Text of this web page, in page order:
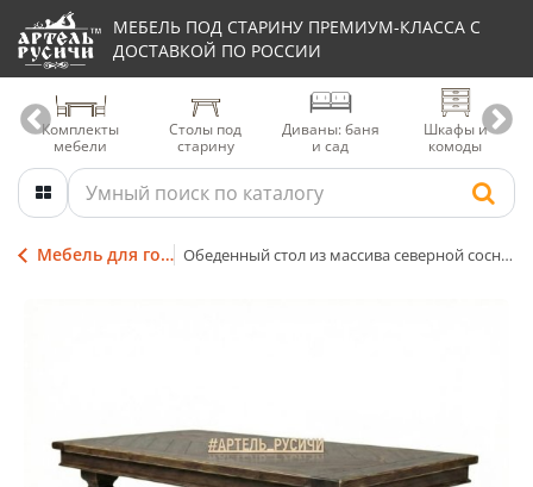
МЕБЕЛЬ ПОД СТАРИНУ ПРЕМИУМ-КЛАССА С
ДОСТАВКОЙ ПО РОССИИ
Комплекты
мебели
Столы под
старину
Диваны: баня
и сад
Шкафы и
комоды
Мебель для гостиниц Обеденный стол из массива северной сосны «Купеческий»